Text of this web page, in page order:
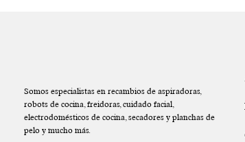
Somos especialistas en recambios de aspiradoras,
robots de cocina, freidoras, cuidado facial,
electrodomésticos de cocina, secadores y planchas de
pelo y mucho más.